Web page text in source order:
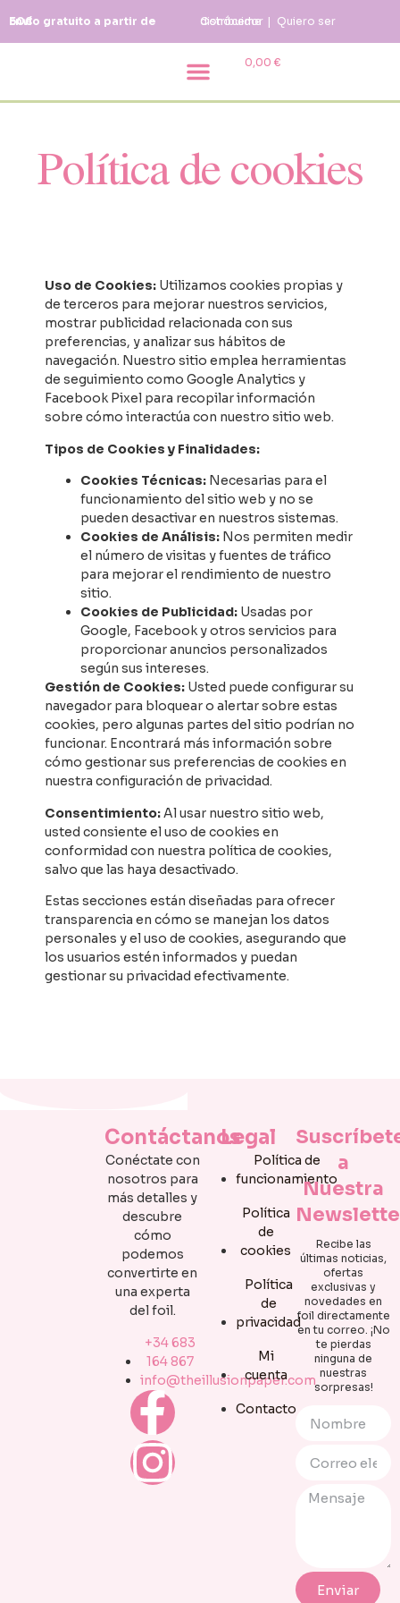
Envío gratuito a partir de 50€ Conóceme|
Quiero ser distribuidor
0,00€
Política de cookies
Uso de Cookies: Utilizamos cookies propias y
de terceros para mejorar nuestros servicios,
mostrar publicidad relacionada con sus
preferencias, y analizar sus hábitos de
navegación. Nuestro sitio emplea herramientas
de seguimiento como Google Analytics y
Facebook Pixel para recopilar información
sobre cómo interactúa con nuestro sitio web.
Tipos de Cookies y Finalidades:
Cookies Técnicas: Necesarias para el
funcionamiento del sitio web y no se
pueden desactivar en nuestros sistemas.
Cookies de Análisis: Nos permiten medir
el número de visitas y fuentes de tráfico
para mejorar el rendimiento de nuestro
sitio.
Cookies de Publicidad: Usadas por
Google, Facebook y otros servicios para
proporcionar anuncios personalizados
según sus intereses.
Gestión de Cookies: Usted puede configurar su
navegador para bloquear o alertar sobre estas
cookies, pero algunas partes del sitio podrían no
funcionar. Encontrará más información sobre
cómo gestionar sus preferencias de cookies en
nuestra configuración de privacidad.
Consentimiento: Al usar nuestro sitio web,
usted consiente el uso de cookies en
conformidad con nuestra política de cookies,
salvo que las haya desactivado.
Estas secciones están diseñadas para ofrecer
transparencia en cómo se manejan los datos
personales y el uso de cookies, asegurando que
los usuarios estén informados y puedan
gestionar su privacidad efectivamente.
Contáctanos
Conéctate con
nosotros para
más detalles y
descubre
cómo
podemos
convertirte en
una experta
del foil.
+34 683
164 867
info@theillusionpaper.com
Legal
Política de
funcionamiento
Política
de
cookies
Política
de
privacidad
Mi
cuenta
Contacto
a
Nuestra
Recibe las
últimas noticias,
ofertas
exclusivas y
novedades en
foil directamente
en tu correo. ¡No
te pierdas
ninguna de
nuestras
sorpresas!
Enviar